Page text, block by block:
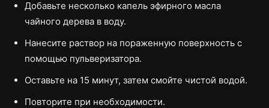
Добавьте несколько капель эфирного масла
чайного дерева в воду.
Нанесите раствор на пораженную поверхность с
помощью пульверизатора.
Оставьте на 15 минут, затем смойте чистой водой.
Повторите при необходимости.